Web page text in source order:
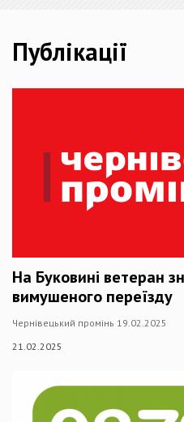
Публікації
На Буковині ветеран
вимушеного переїзду
Чернівецький промінь 19.02.2025
21.02.2025